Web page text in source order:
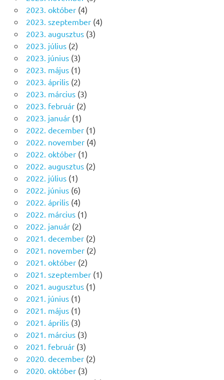
2023. október(4)
2023. szeptember(4)
2023. augusztus(3)
2023. július(2)
2023. június(3)
2023. május(1)
2023. április(2)
2023. március(3)
2023. február(2)
2023. január(1)
2022. december(1)
2022. november(4)
2022. október(1)
2022. augusztus(2)
2022. július(1)
2022. június(6)
2022. április(4)
2022. március(1)
2022. január(2)
2021. december(2)
2021. november(2)
2021. október(2)
2021. szeptember(1)
2021. augusztus(1)
2021. június(1)
2021. május(1)
2021. április(3)
2021. március(3)
2021. február(3)
2020. december(2)
2020. október(3)